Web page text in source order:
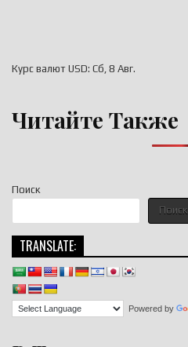
Поиск
Поиск
TRANSLATE:
Powered by
Курс валют USD: Сб, 8 Авг.
Читайте Также